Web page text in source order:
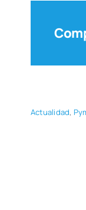
Actua­li­dad,